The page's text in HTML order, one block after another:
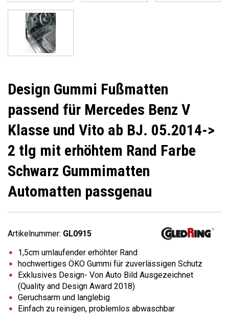
Design Gummi Fußmatten
passend für Mercedes Benz V
Klasse und Vito ab BJ. 05.2014->
2 tlg mit erhöhtem Rand Farbe
Schwarz Gummimatten
Automatten passgenau
Artikelnummer: GL0915
1,5cm umlaufender erhöhter Rand
hochwertiges ÖKO Gummi für zuverlässigen Schutz
Exklusives Design- Von Auto Bild Ausgezeichnet
(Quality and Design Award 2018)
Geruchsarm und langlebig
Einfach zu reinigen, problemlos abwaschbar